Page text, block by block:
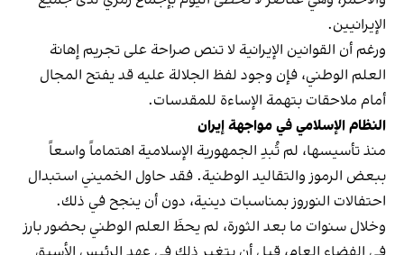
الإيرانيين.
ورغم أن القوانين الإيرانية لا تنص صراحة على تجريم إهانة
العلم الوطني، فإن وجود لفظ الجلالة عليه قد يفتح المجال
أمام ملاحقات بتهمة الإساءة للمقدسات.
النظام الإسلامي في مواجهة إيران
منذ تأسيسها، لم تُبدِ الجمهورية الإسلامية اهتماماً واسعاً
ببعض الرموز والتقاليد الوطنية. فقد حاول الخميني استبدال
احتفالات النوروز بمناسبات دينية، دون أن ينجح في ذلك.
وخلال سنوات ما بعد الثورة، لم يحظَ العلم الوطني بحضور بارز